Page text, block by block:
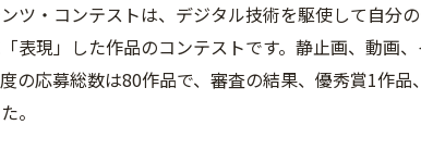
ツ・コンテストは、デジタル技術を駆使して自分
表現」した作品のコンテストです。静止画、動画
の応募総数は80作品で、審査の結果、優秀賞1作
。